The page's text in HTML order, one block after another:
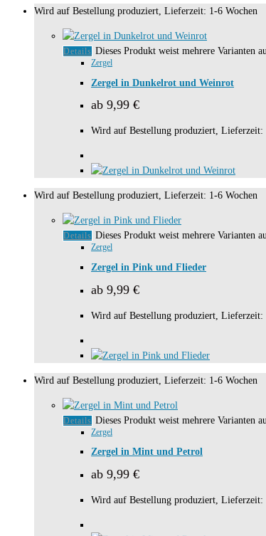
Wird auf Bestellung produziert, Lieferzeit: 1-6 Wochen
Details Dieses Produkt weist mehrere Varianten
Zergel
Zergel in Dunkelrot und Weinrot
ab 9,99 €
Wird auf Bestellung produziert, Lieferzeit:
Wird auf Bestellung produziert, Lieferzeit: 1-6 Wochen
Details Dieses Produkt weist mehrere Varianten
Zergel
Zergel in Pink und Flieder
ab 9,99 €
Wird auf Bestellung produziert, Lieferzeit:
Wird auf Bestellung produziert, Lieferzeit: 1-6 Wochen
Details Dieses Produkt weist mehrere Varianten
Zergel
Zergel in Mint und Petrol
ab 9,99 €
Wird auf Bestellung produziert, Lieferzeit: